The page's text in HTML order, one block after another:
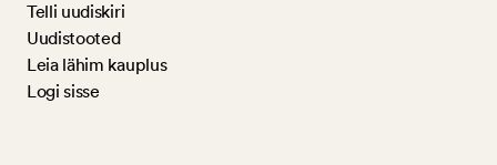
Telli uudiskiri
Uudistooted
Leia lähim kauplus
Logi sisse